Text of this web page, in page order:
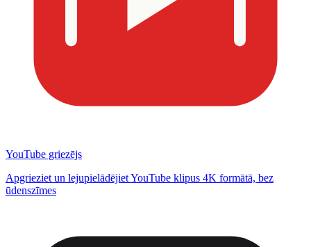
YouTube griezējs
Apgrieziet un lejupielādējiet YouTube klipus 4K formātā, bez
ūdenszīmes